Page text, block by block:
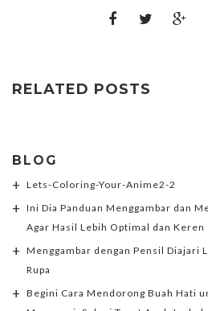
RELATED POSTS
BLOG
Lets-Coloring-Your-Anime2-2
Ini Dia Panduan Menggambar dan
Agar Hasil Lebih Optimal dan Keren
Menggambar dengan Pensil Diajari
Rupa
Begini Cara Mendorong Buah Hati